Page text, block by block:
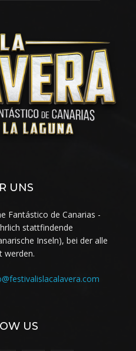
UNS
Fantástico de Canarias -
stattfindende
Inseln), bei der alle
werden.
US